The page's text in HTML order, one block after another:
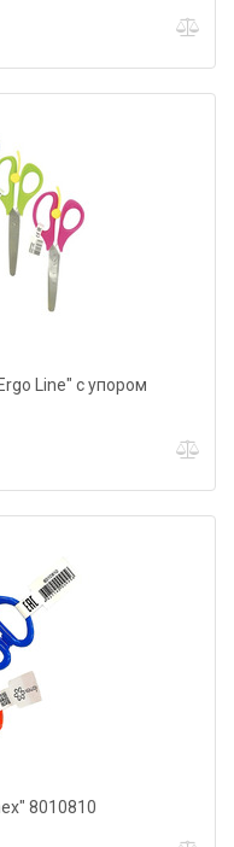
Line" с упором
8010810